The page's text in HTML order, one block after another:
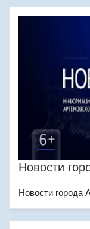
Новости
Новости города